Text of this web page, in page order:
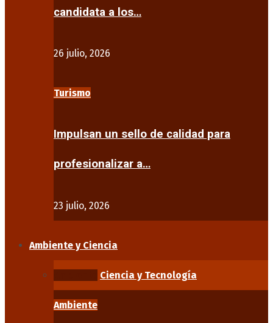
candidata a los…
26 julio, 2026
Turismo
Impulsan un sello de calidad para
profesionalizar a…
23 julio, 2026
Ambiente y Ciencia
Ciencia y Tecnología
Ambiente